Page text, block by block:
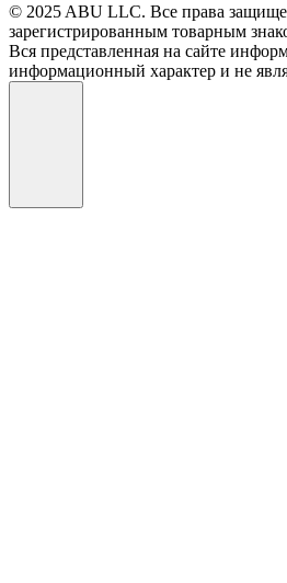
© 2025 ABU LLC. Все права
зарегистрированным товарным
Вся представленная на сайте
информационный характер и не